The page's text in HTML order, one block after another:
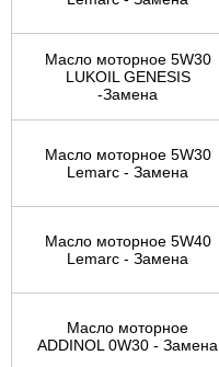
Масло моторное 5W30
LUKOIL GENESIS
-Замена
Масло моторное 5W30
Lemarc - Замена
Масло моторное 5W40
Lemarc - Замена
Масло моторное
ADDINOL 0W30 - Замена